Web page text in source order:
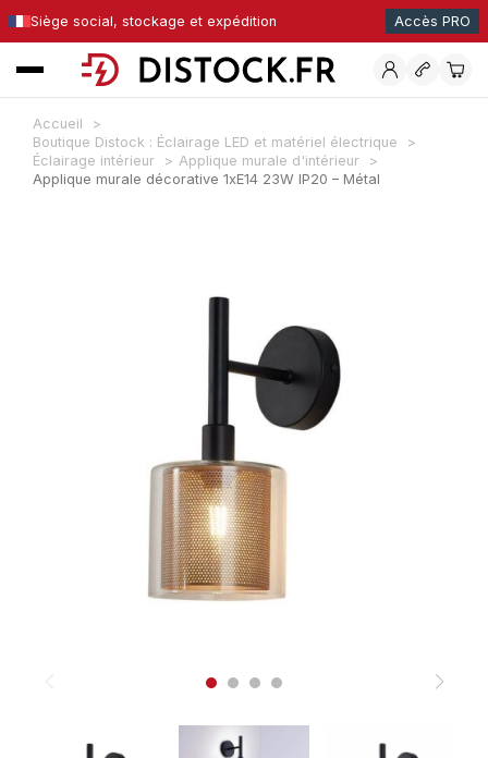
Siège social, stockage et expédition Accès PRO
Accueil
Boutique Distock : Éclairage LED et matériel électrique
Éclairage intérieur
Applique murale d'intérieur
Applique murale décorative 1xE14 23W IP20 – Métal